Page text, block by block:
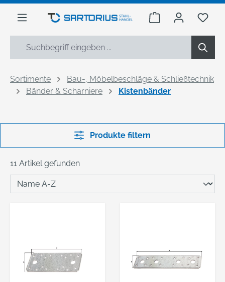
springen
Warenkorb Du
Sortimente
Bau-, Möbelbeschläge & Schließtechnik
Bänder & Scharniere
Kistenbänder
Produkte filtern
11 Artikel gefunden